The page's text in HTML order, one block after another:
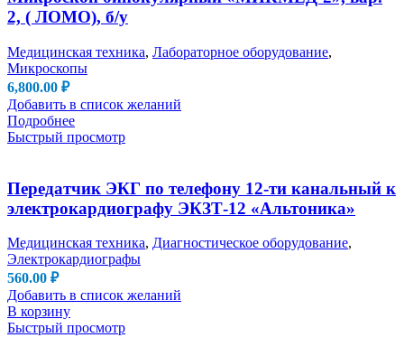
2, ( ЛОМО), б/у
Медицинская техника, Лабораторное оборудование,
Микроскопы
6,800.00 ₽
Добавить в список желаний
Подробнее
Быстрый просмотр
Передатчик ЭКГ по телефону 12-ти канальный к
электрокардиографу ЭКЗТ-12 «Альтоника»
Медицинская техника, Диагностическое оборудование,
Электрокардиографы
560.00 ₽
Добавить в список желаний
В корзину
Быстрый просмотр